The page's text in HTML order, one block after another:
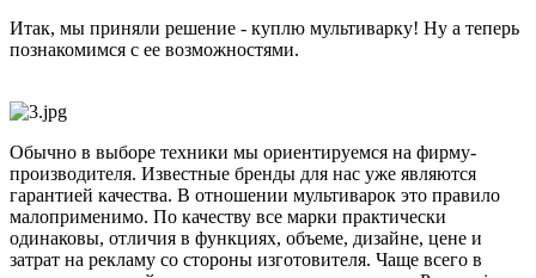
Итак, мы приняли решение - куплю мультиварку! Ну а теперь
познакомимся с ее возможностями.
Обычно в выборе техники мы ориентируемся на фирму-
производителя. Известные бренды для нас уже являются
гарантией качества. В отношении мультиварок это правило
малоприменимо. По качеству все марки практически
одинаковы, отличия в функциях, объеме, дизайне, цене и
затрат на рекламу со стороны изготовителя. Чаще всего в